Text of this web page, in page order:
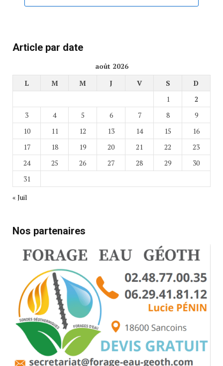
Article par date
août 2026
L
M M J V S
D
1
2
3
4 5 6 7 8
9
10
11 12 13 14 15
16
17
18 19 20 21 22
23
24
25 26 27 28 29
30
31
« Juil
Nos partenaires